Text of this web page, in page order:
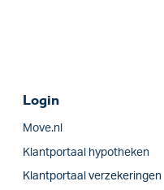
Login
Move.nl
Klantportaal hypotheken
Klantportaal verzekeringen